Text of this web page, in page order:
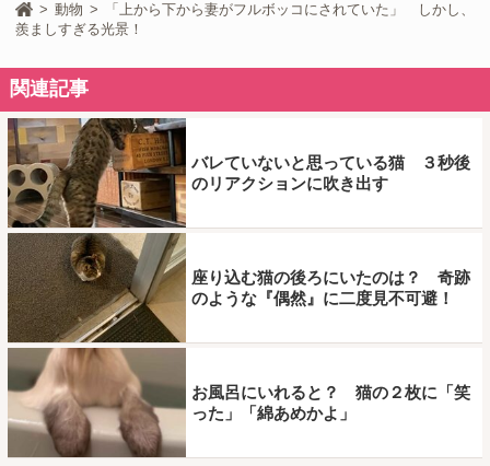
動物
「上から下から妻がフルボッコにされていた」 しかし、
羨ましすぎる光景！
関連記事
バレていないと思っている猫 ３秒後
のリアクションに吹き出す
座り込む猫の後ろにいたのは？ 奇跡
のような『偶然』に二度見不可避！
お風呂にいれると？ 猫の２枚に「笑
った」「綿あめかよ」